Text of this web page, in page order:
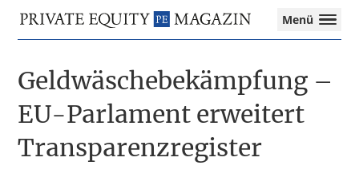
Hauptnavigation
springen
Inhalt
springen
Private
Equity
Das
für
die
Private
Equity-
Branche
–
Menü
Geldwäschebekämpfung –
EU-Parlament erweitert
Transparenzregister